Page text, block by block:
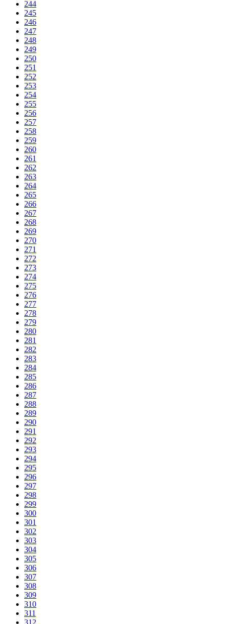
244
245
246
247
248
249
250
251
252
253
254
255
256
257
258
259
260
261
262
263
264
265
266
267
268
269
270
271
272
273
274
275
276
277
278
279
280
281
282
283
284
285
286
287
288
289
290
291
292
293
294
295
296
297
298
299
300
301
302
303
304
305
306
307
308
309
310
311
312